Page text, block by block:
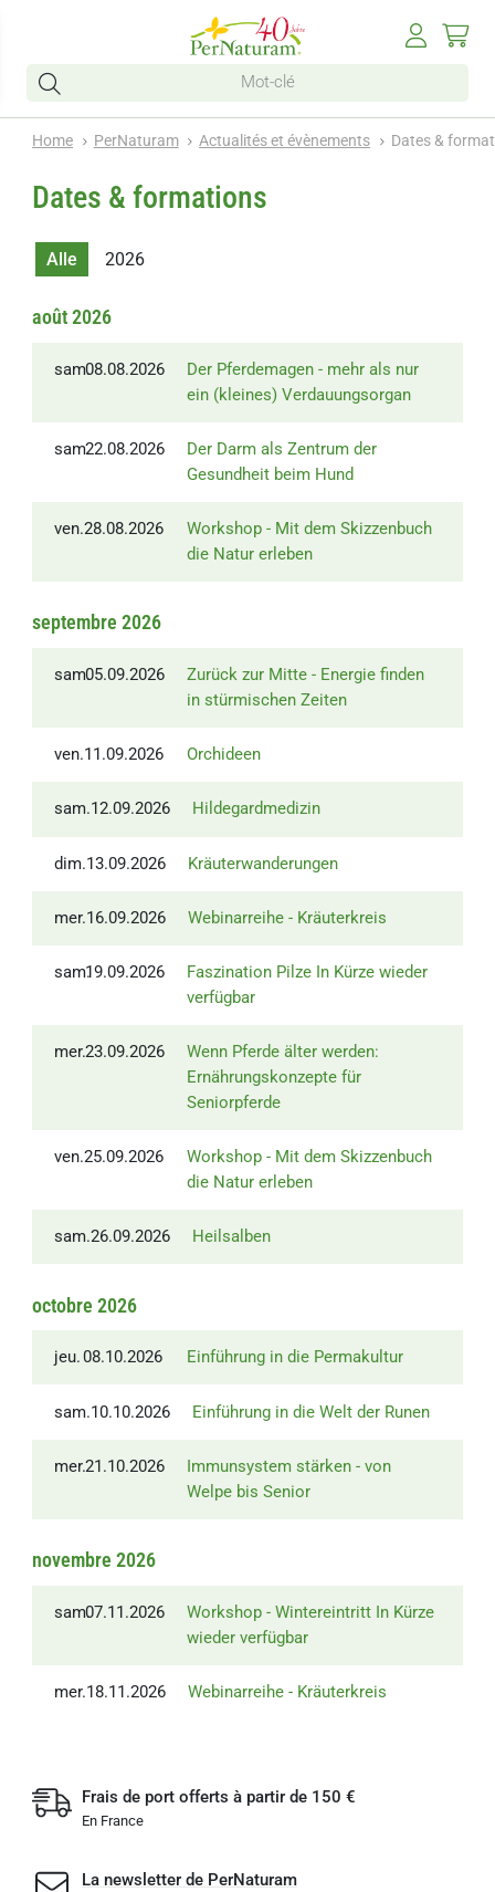
Home PerNaturam Actualités et évènements Dates &
Dates & formations
Alle 2026
août 2026
sam.08.08.2026
Der Pferdemagen - mehr als nur
ein (kleines) Verdauungsorgan
sam.22.08.2026
Der Darm als Zentrum der
Gesundheit beim Hund
ven.28.08.2026
Workshop - Mit dem Skizzenbuch
die Natur erleben
septembre 2026
sam.05.09.2026
Zurück zur Mitte - Energie finden
in stürmischen Zeiten
ven.11.09.2026 Orchideen
sam.12.09.2026 Hildegardmedizin
dim.13.09.2026 Kräuterwanderungen
mer.16.09.2026 Webinarreihe - Kräuterkreis
sam.19.09.2026 Faszination Pilze In Kürze wieder
verfügbar
mer.23.09.2026
Wenn Pferde älter werden:
Ernährungskonzepte für
Seniorpferde
ven.25.09.2026
Workshop - Mit dem Skizzenbuch
die Natur erleben
sam.26.09.2026 Heilsalben
octobre 2026
jeu. 08.10.2026 Einführung in die Permakultur
sam.10.10.2026 Einführung in die Welt der Runen
mer.21.10.2026
Immunsystem stärken - von
Welpe bis Senior
novembre 2026
sam.07.11.2026 Workshop - Wintereintritt In Kürze
wieder verfügbar
mer.18.11.2026 Webinarreihe - Kräuterkreis
Frais de port offerts à partir de 150 €
En France
La newsletter de PerNaturam